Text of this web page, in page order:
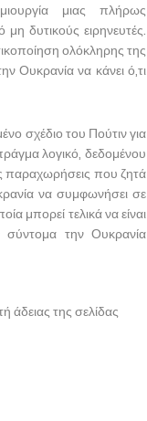
μιας πλήρως
δυτικούς ειρηνευτές.
ολόκληρης της
Ουκρανία να κάνει ό,τι
σχέδιο του Πούτιν για
λογικό, δεδομένου
παραχωρήσεις που ζητά
να συμφωνήσει σε
μπορεί τελικά να είναι
σύντομα την Ουκρανία
της σελίδας